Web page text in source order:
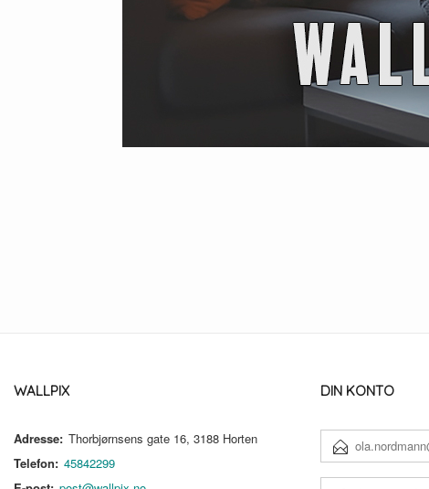
WALLPIX
Adresse: Thorbjørnsens gate 16, 3188 Horten
Telefon: 45842299
DIN KONTO
POSTADRESSE